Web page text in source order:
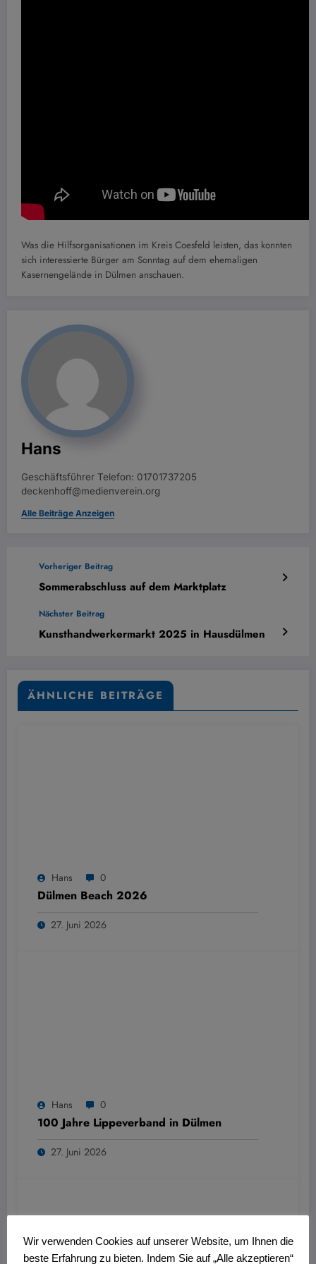
Was die Hilfsorganisationen im Kreis Coesfeld leisten, das konnten
sich interessierte Bürger am Sonntag auf dem ehemaligen
Kasernengelände in Dülmen anschauen.
Hans
Geschäftsführer Telefon: 01701737205
deckenhoff@medienverein.org
Alle Beiträge Anzeigen
Vorheriger Beitrag
Sommerabschluss auf dem Marktplatz
Nächster Beitrag
Kunsthandwerkermarkt 2025 in Hausdülmen
ÄHNLICHE BEITRÄGE
Hans 0
Dülmen Beach 2026
27. Juni 2026
Hans 0
100 Jahre Lippeverband in Dülmen
27. Juni 2026
Wir verwenden Cookies auf unserer Website, um Ihnen die
beste Erfahrung zu bieten. Indem Sie auf „Alle akzeptieren“